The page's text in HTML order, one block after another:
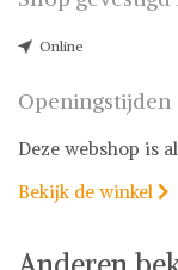
Online
Openingstijden
Deze webshop is
Bekijk de winkel 